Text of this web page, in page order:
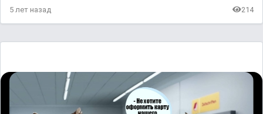
5 лет назад 214